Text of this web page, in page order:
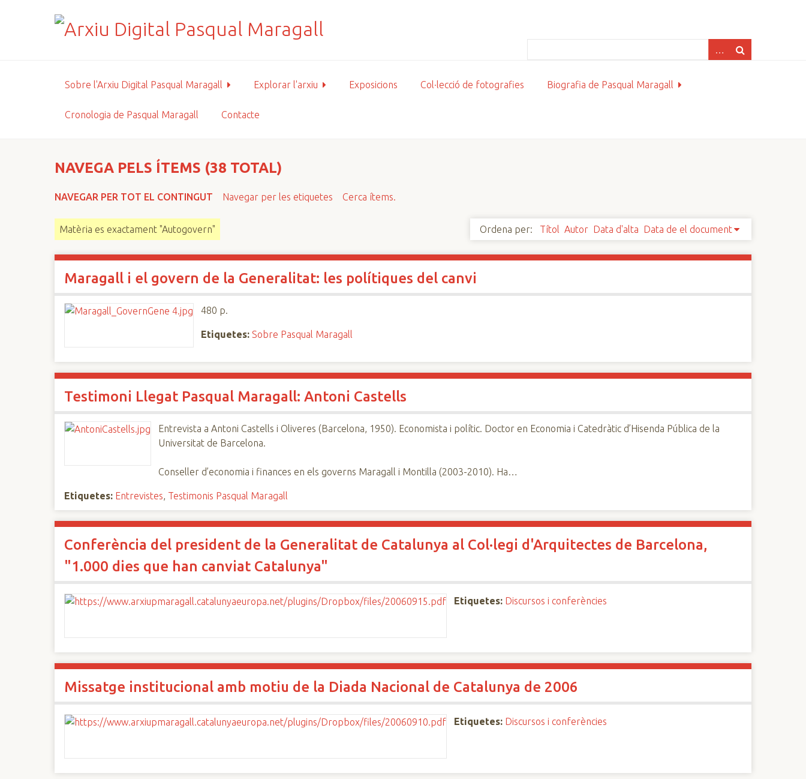
Sobre l'Arxiu Digital Pasqual Maragall Explorar l'arxiu Exposicions Col·lecció de fotografies Biografia de Pasqual Maragall
Cronologia de Pasqual Maragall Contacte
NAVEGA PELS ÍTEMS (38 TOTAL)
NAVEGAR PER TOT EL CONTINGUT Navegar per les etiquetes Cerca ítems.
Matèria es exactament "Autogovern" Ordena per: Títol Autor Data d'alta Data de el document
Maragall i el govern de la Generalitat: les polítiques del canvi
480 p.
Etiquetes: Sobre Pasqual Maragall
Testimoni Llegat Pasqual Maragall: Antoni Castells
Entrevista a Antoni Castells i Oliveres (Barcelona, 1950). Economista i polític. Doctor en Economia i Catedràtic d’Hisenda Pública de la
Universitat de Barcelona.
Conseller d’economia i finances en els governs Maragall i Montilla (2003-2010). Ha…
Etiquetes: Entrevistes, Testimonis Pasqual Maragall
Conferència del president de la Generalitat de Catalunya al Col·legi d'Arquitectes de Barcelona,
"1.000 dies que han canviat Catalunya"
Etiquetes: Discursos i conferències
Missatge institucional amb motiu de la Diada Nacional de Catalunya de 2006
Etiquetes: Discursos i conferències